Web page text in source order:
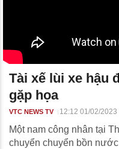
Tài xế lùi xe hậu
gặp họa
VTC NEWS TV 12:12 01/02/2023
Một nam công nhân tại
chuyển chuyển bồn